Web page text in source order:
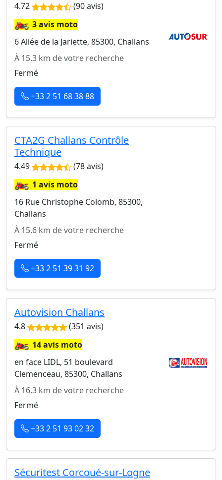
4.72 (90 avis)
🏍️3 avis moto
6 Allée de la Jariette, 85300, Challans
À 15.3 km de votre recherche
Fermé
+33 2 51 68 38 88
CTA2G Challans Contrôle
Technique
4.49 (78 avis)
🏍️1 avis moto
16 Rue Christophe Colomb, 85300,
Challans
À 15.6 km de votre recherche
Fermé
+33 2 51 39 31 92
Autovision Challans
4.8 (351 avis)
🏍️14 avis moto
en face LIDL, 51 boulevard
Clemenceau, 85300, Challans
À 16.3 km de votre recherche
Fermé
+33 2 51 93 02 32
Sécuritest Corcoué-sur-Logne